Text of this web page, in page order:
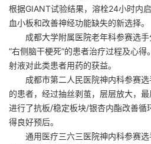
根据GIANT试验结果，溶栓24小时内
血小板和改善神经功能缺失的新选择。
成都大学附属医院老年科参赛选
“右侧脑干梗死”的患者治疗过程及心
射液对此类患者用药的获益。
成都市第二人民医院神内科参赛
的患者，经过抽丝剥茧，层层放大，
进行了抗板/稳定板块/银杏内酯改善循
得良好预后。
通用医疗三六三医院神内科参赛